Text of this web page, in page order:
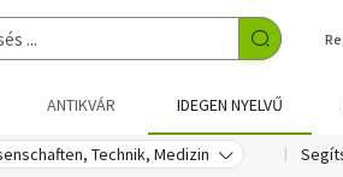
ANTIKVÁR IDEGEN NYELVŰ
Technik, Medizin